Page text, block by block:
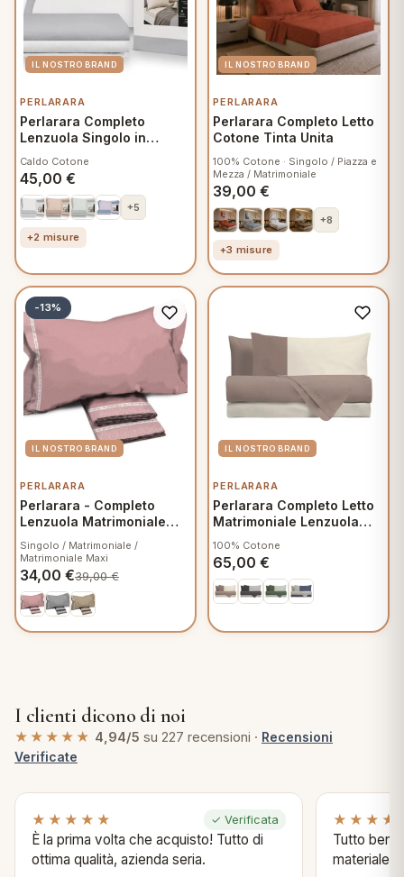
PERLARARA
Perlarara Completo
Lenzuola Singolo in
Bicolor
Caldo Cotone
45,00 €
+5
+2 misure
PERLARARA
Perlarara Completo Letto
Cotone Tinta Unita
100% Cotone · Singolo / Piazza e
Mezza / Matrimoniale
39,00 €
+8
+3 misure
-13%
PERLARARA
Perlarara - Completo
Lenzuola Matrimoniale
250x295 cm in Flanella -
Crono V905 Rosa
Singolo / Matrimoniale /
Matrimoniale Maxi
34,00 €39,00€
PERLARARA
Perlarara Completo Letto
Matrimoniale Lenzuola
Sabbia
100% Cotone
65,00 €
I clienti dicono di noi
★★★★★ 4,94/5 su 227 recensioni · Recensioni
Verificate
★★★★★ ✓ Verificata
È la prima volta che acquisto! Tutto di
ottima qualità, azienda seria.
Tutto bene
materiale .